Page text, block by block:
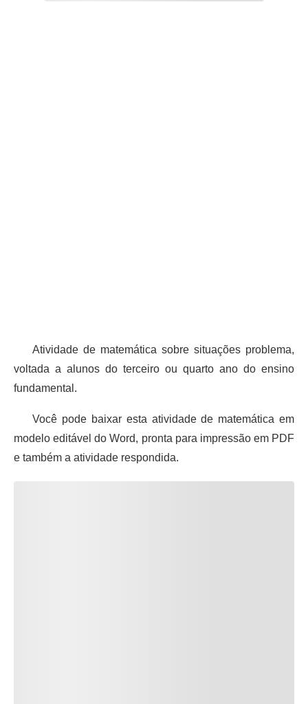
Atividade de matemática sobre situações problema,
voltada a alunos do terceiro ou quarto ano do ensino
fundamental.
Você pode baixar esta atividade de matemática em
modelo editável do Word, pronta para impressão em PDF
e também a atividade respondida.